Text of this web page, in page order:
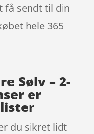
få sendt til din
hele 365
Sølv – 2-
er
du sikret lidt